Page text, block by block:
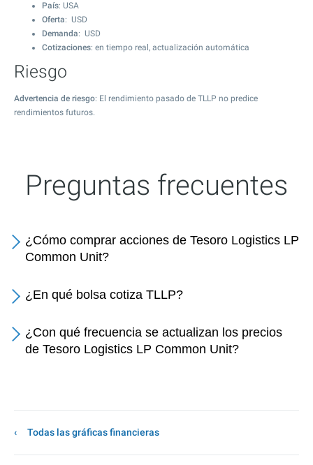
País: USA
Oferta: USD
Demanda: USD
Cotizaciones: en tiempo real, actualización automática
Riesgo
Advertencia de riesgo: El rendimiento pasado de TLLP no predice
rendimientos futuros.
Preguntas frecuentes
¿Cómo comprar acciones de Tesoro Logistics LP
Common Unit?
¿En qué bolsa cotiza TLLP?
¿Con qué frecuencia se actualizan los precios
de Tesoro Logistics LP Common Unit?
Todas las gráficas financieras